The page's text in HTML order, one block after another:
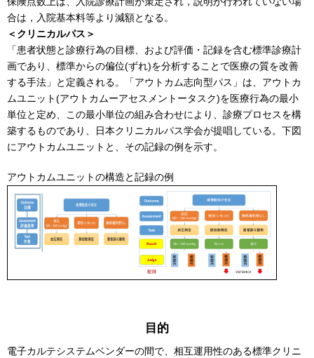
合は，入院基本料等より減額となる。
＜クリニカルパス＞
「患者状態と診療行為の目標、および評価・記録を含む標準診療計
画であり、標準からの偏位(ずれ)を分析することで医療の質を改善
する手法」と定義される。「アウトカム志向型パス」は、アウトカ
ムユニット(アウトカムーアセスメントータスク)を医療行為の最小
単位と定め、この最小単位の組み合わせにより、診療プロセスを構
築するものであり、日本クリニカルパス学会が提唱している。下図
にアウトカムユニットと、その記録の例を示す。
アウトカムユニットの構造と記録の例
目的
電子カルテシステムベンダーの間で、相互運用性のある標準クリニ